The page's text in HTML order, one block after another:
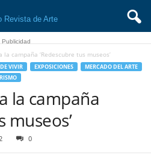
Publicidad
la campaña ‘Redescubre tus museos’
VIVIR EXPOSICIONES
MERCADO DEL ARTE
la campaña
museos’
0